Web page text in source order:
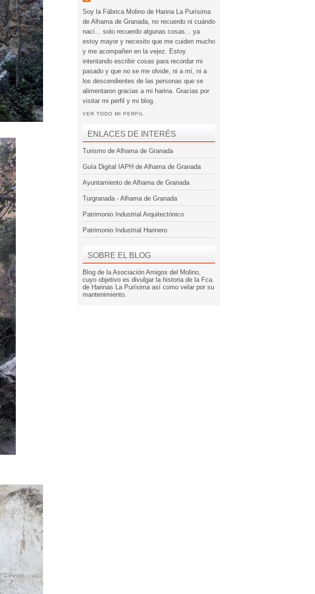
Soy la Fábrica Molino de Harina La Purísima
de Alhama de Granada, no recuerdo ni cuándo
nací... solo recuerdo algunas cosas... ya
estoy mayor y necesito que me cuiden mucho
y me acompañen en la vejez. Estoy
intentando escribir cosas para recordar mi
pasado y que no se me olvide, ni a mí, ni a
los descendientes de las personas que se
alimentaron gracias a mi harina. Gracias por
visitar mi perfil y mi blog.
VER TODO MI PERFIL
ENLACES DE INTERÉS
Turismo de Alhama de Granada
Guía Digital IAPH de Alhama de Granada
Ayuntamiento de Alhama de Granada
Turgranada - Alhama de Granada
Patrimonio Industrial Arquitectónico
Patrimonio Industrial Harinero
SOBRE EL BLOG
Blog de la Asociación Amigos del Molino,
cuyo objetivo es divulgar la historia de la Fca.
de Harinas La Purísima así como velar por su
mantenimiento.